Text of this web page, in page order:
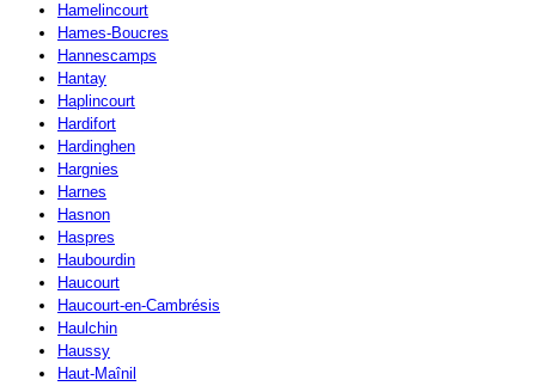
Hamelincourt
Hames-Boucres
Hannescamps
Hantay
Haplincourt
Hardifort
Hardinghen
Hargnies
Harnes
Hasnon
Haspres
Haubourdin
Haucourt
Haucourt-en-Cambrésis
Haulchin
Haussy
Haut-Maînil